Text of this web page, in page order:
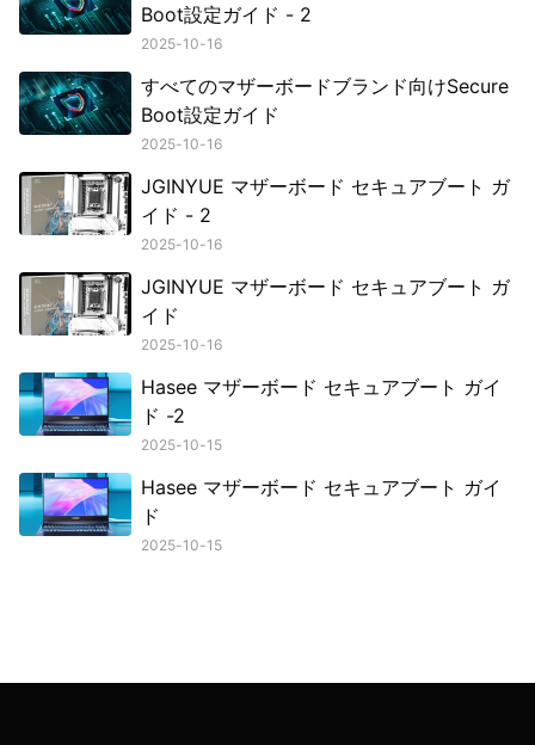
Boot設定ガイド - 2
2025-10-16
すべてのマザーボードブランド向けSecure
Boot設定ガイド
2025-10-16
JGINYUE マザーボード セキュアブート ガ
イド - 2
2025-10-16
JGINYUE マザーボード セキュアブート ガ
イド
2025-10-16
Hasee マザーボード セキュアブート ガイ
ド -2
2025-10-15
Hasee マザーボード セキュアブート ガイ
ド
2025-10-15